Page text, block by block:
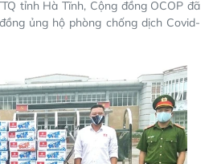
tỉnh Hà Tĩnh, Cộng đồng OCOP đã
ủng hộ phòng chống dịch Covid-